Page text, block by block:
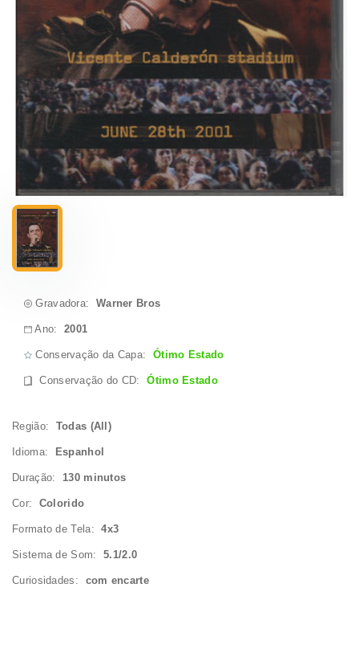
Gravadora: Warner Bros
Ano:2001
Conservação da Capa: Ótimo Estado
Conservação do CD:Ótimo Estado
Região: Todas (All)
Idioma: Espanhol
Duração: 130 minutos
Cor: Colorido
Formato de Tela:4x3
Sistema de Som:5.1/2.0
Curiosidades: com encarte